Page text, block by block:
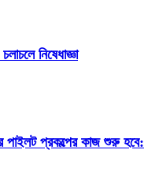
নিষেধাজ্ঞা
পাইলট প্রকল্পের কাজ শুরু হবে: